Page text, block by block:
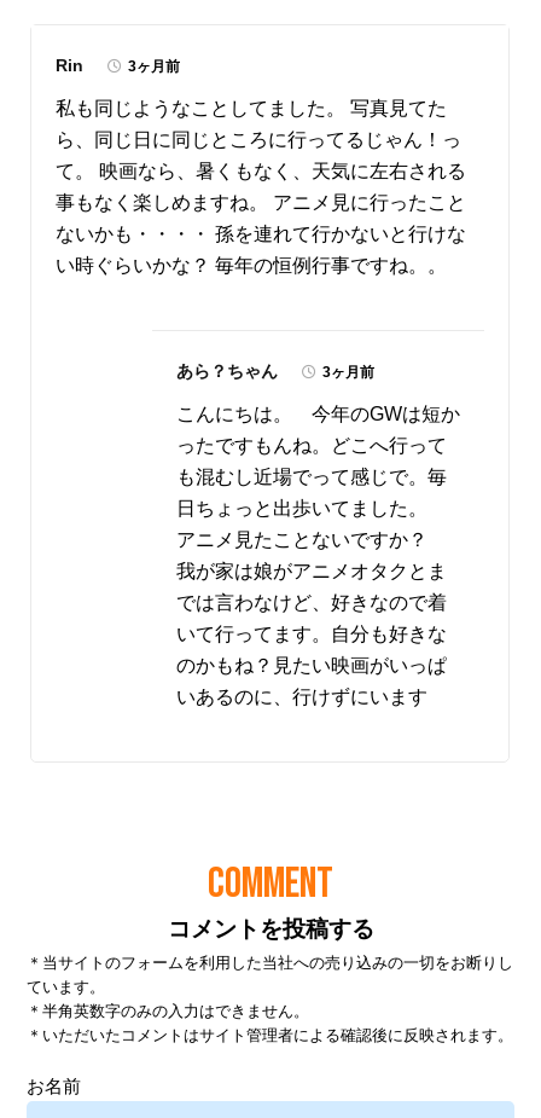
Rin 3ヶ月前
私も同じようなことしてました。 写真見てた
ら、同じ日に同じところに行ってるじゃん！っ
て。 映画なら、暑くもなく、天気に左右される
事もなく楽しめますね。 アニメ見に行ったこと
ないかも・・・・ 孫を連れて行かないと行けな
い時ぐらいかな？ 毎年の恒例行事ですね。。
あら？ちゃん 3ヶ月前
こんにちは。 今年のGWは短か
ったですもんね。どこへ行って
も混むし近場でって感じで。毎
日ちょっと出歩いてました。
アニメ見たことないですか？
我が家は娘がアニメオタクとま
では言わなけど、好きなので着
いて行ってます。自分も好きな
のかもね？見たい映画がいっぱ
いあるのに、行けずにいます
COMMENT
コメントを投稿する
＊当サイトのフォームを利用した当社への売り込みの一切をお断りし
ています。
＊半角英数字のみの入力はできません。
＊いただいたコメントはサイト管理者による確認後に反映されます。
お名前